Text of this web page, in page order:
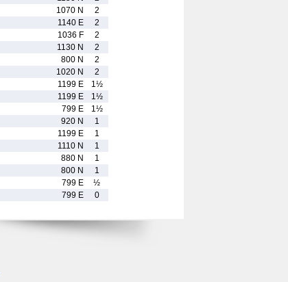
1070 N
2
1140 E
2
1036 F
2
1130 N
2
800 N
2
1020 N
2
1199 E
1½
1199 E
1½
799 E
1½
920 N
1
1199 E
1
1110 N
1
880 N
1
800 N
1
799 E
½
799 E 0